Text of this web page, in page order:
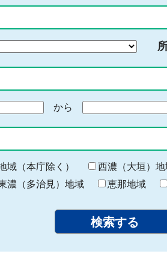
ー
入
力
から
終
わ
り
域（本庁除く） 西濃（大垣）地
濃（多治見）地域 恵那地域